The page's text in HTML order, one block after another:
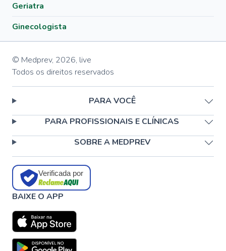
Geriatra
Ginecologista
© Medprev, 2026, live
Todos os direitos reservados
PARA VOCÊ
PARA PROFISSIONAIS E CLÍNICAS
SOBRE A MEDPREV
Verificada por
BAIXE O APP